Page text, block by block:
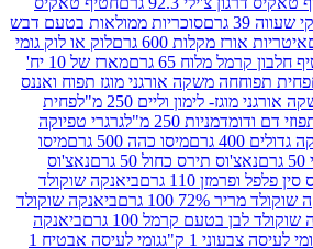
סוכריות ממולאות בטעם דבש
600 גרם
לוק או לוק גומי
65 גרם
מארז של 10 יח'
משקה אורגני מוגז תפוח ואננס
וליים 250 מ"ל
פחית
250 מ"ל
גרגרי טפיוקה
מיסו כהה 500 גרם
מיסו
תירס כחול 50 גרם
נאצ'וס
גרם
ביאנקה שוקולד
גרם
ביאנקה שוקולד
קרמל 100 גרם
ביאנקה
1 ק"ג גומי לעיסה אבטיח 1